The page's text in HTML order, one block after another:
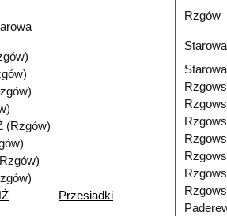
(Rzgów)
Przesiadki
Rzgów